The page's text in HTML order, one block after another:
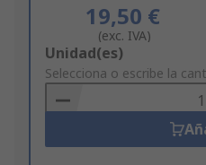
19,50 €
(exc. IVA)
Add
to
Basket
Unidad(es)
Selecciona o escribe la